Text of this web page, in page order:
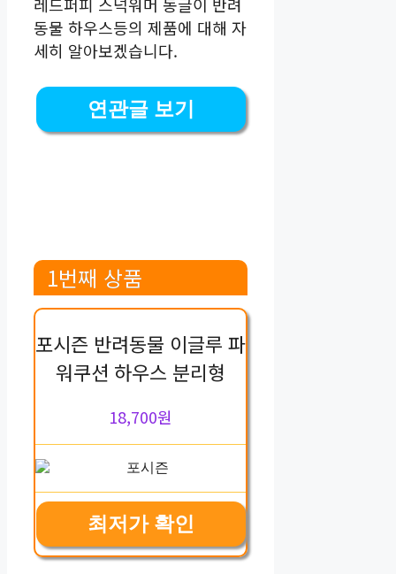
동물 하우스등의 제품에 대해 자
세히 알아보겠습니다.
연관글 보기
1번째 상품
포시즌 반려동물 이글루 파
워쿠션 하우스 분리형
18,700원
최저가 확인